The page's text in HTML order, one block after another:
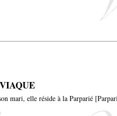
mari, elle réside à la Parparié